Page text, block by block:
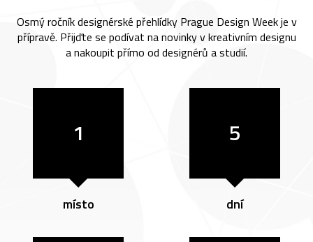
Osmý ročník designérské přehlídky Prague Design Week je v
přípravě. Přijďte se podívat na novinky v kreativním designu
a nakoupit přímo od designérů a studií.
1
místo
5
dní